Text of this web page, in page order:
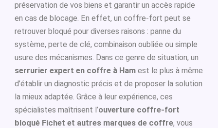
préservation de vos biens et garantir un accès rapide
en cas de blocage. En effet, un coffre-fort peut se
retrouver bloqué pour diverses raisons : panne du
système, perte de clé, combinaison oubliée ou simple
usure des mécanismes. Dans ce genre de situation, un
serrurier expert en coffre à Ham est le plus à même
d’établir un diagnostic précis et de proposer la solution
la mieux adaptée. Grâce à leur expérience, ces
spécialistes maîtrisent l’ouverture coffre-fort
bloqué Fichet et autres marques de coffre, vous